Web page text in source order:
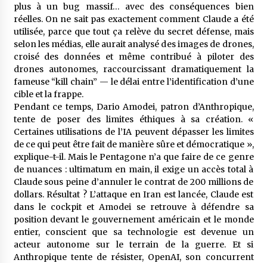
Affaires religieuses : Ouverture des
candidatures au concours du Prix national du
meilleur prêche du vendredi
2 semaines ago
Droit à l’affiliation au régime national de
retraite : Coup d’envoi d’une campagne de
sensibilisation au profit de la communauté
nationale à l’étranger
Lancement d’une campagne nationale de
sensibilisation sur la lutte contre le travail
informel
2 semaines ago
Première voiture de course conçue et
fabriquée localement : Une équipe d’étudiants
algériens participe à une compétition
internationale
3 semaines ago
Université Alger 3 : Lancement d’un master à
cursus intégré à la licence en communication
en langue amazighe
plus à un bug massif… avec des conséquences bien
réelles. On ne sait pas exactement comment Claude a été
utilisée, parce que tout ça relève du secret défense, mais
selon les médias, elle aurait analysé des images de drones,
croisé des données et même contribué à piloter des
drones autonomes, raccourcissant dramatiquement la
fameuse “kill chain” — le délai entre l’identification d’une
cible et la frappe.
Pendant ce temps, Dario Amodei, patron d’Anthropique,
tente de poser des limites éthiques à sa création. «
Certaines utilisations de l’IA peuvent dépasser les limites
de ce qui peut être fait de manière sûre et démocratique »,
explique-t-il. Mais le Pentagone n’a que faire de ce genre
de nuances : ultimatum en main, il exige un accès total à
Claude sous peine d’annuler le contrat de 200 millions de
dollars. Résultat ? L’attaque en Iran est lancée, Claude est
dans le cockpit et Amodei se retrouve à défendre sa
position devant le gouvernement américain et le monde
entier, conscient que sa technologie est devenue un
acteur autonome sur le terrain de la guerre. Et si
Anthropique tente de résister, OpenAI, son concurrent